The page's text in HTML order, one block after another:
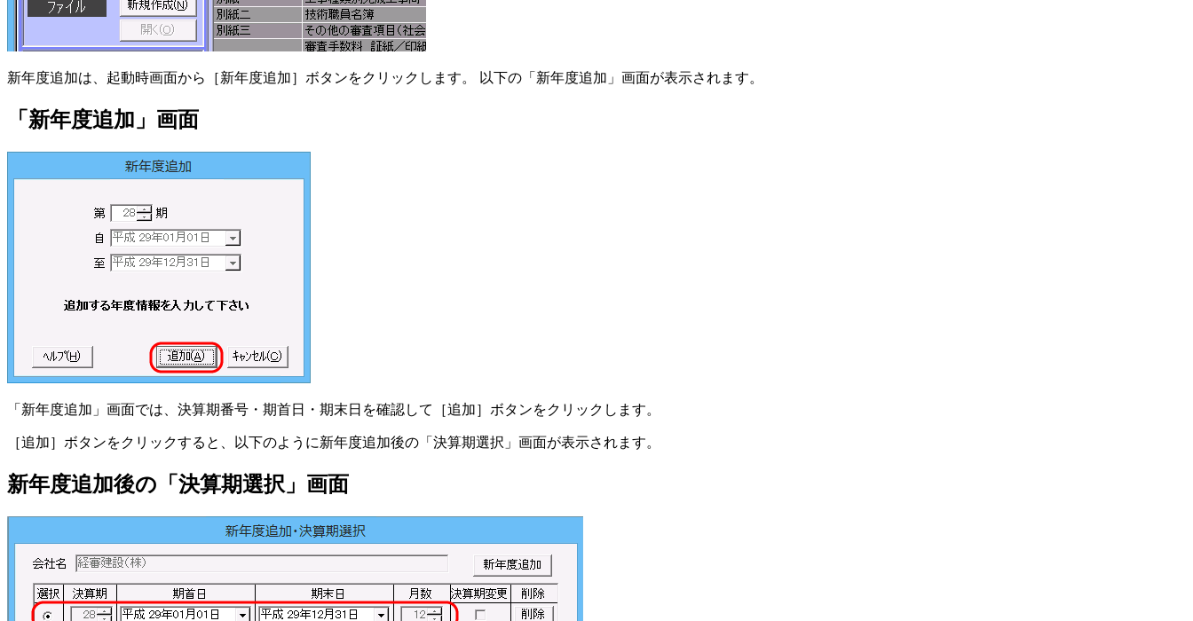
新年度追加は、起動時画面から［新年度追加］ボタンをクリックします。 以下の「新年度追加」画面が表示されます。
「新年度追加」画面
「新年度追加」画面では、決算期番号・期首日・期末日を確認して［追加］ボタンをクリックします。
［追加］ボタンをクリックすると、以下のように新年度追加後の「決算期選択」画面が表示されます。
新年度追加後の「決算期選択」画面